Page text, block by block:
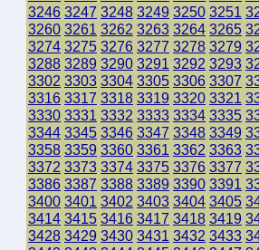
3246 3247 3248 3249 3250 3251
3260 3261 3262 3263 3264 3265
3274 3275 3276 3277 3278 3279
3288 3289 3290 3291 3292 3293
3302 3303 3304 3305 3306 3307
3316 3317 3318 3319 3320 3321
3330 3331 3332 3333 3334 3335
3344 3345 3346 3347 3348 3349
3358 3359 3360 3361 3362 3363
3372 3373 3374 3375 3376 3377
3386 3387 3388 3389 3390 3391
3400 3401 3402 3403 3404 3405
3414 3415 3416 3417 3418 3419
3428 3429 3430 3431 3432 3433